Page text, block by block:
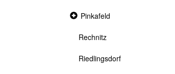
Collapsed
Pinkafeld
Rechnitz
Riedlingsdorf